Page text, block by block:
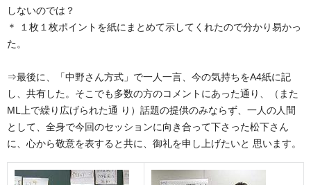
しないのでは？
＊ １枚１枚ポイントを紙にまとめて示してくれたので分かり易かっ
た。
⇒最後に、「中野さん方式」で一人一言、今の気持ちをA4紙に記
し、共有した。そこでも多数の方のコメントにあった通り、（また
ML上で繰り広げられた通 り）話題の提供のみならず、一人の人間
として、全身で今回のセッションに向き合って下さった松下さん
に、心から敬意を表すると共に、御礼を申し上げたいと 思います。